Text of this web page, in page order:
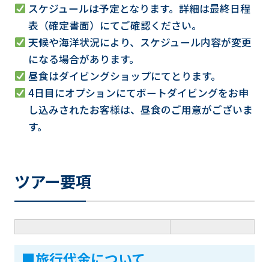
スケジュールは予定となります。詳細は最終日程
表（確定書面）にてご確認ください。
天候や海洋状況により、スケジュール内容が変更
になる場合があります。
昼食はダイビングショップにてとります。
4日目にオプションにてボートダイビングをお申
し込みされたお客様は、昼食のご用意がございま
す。
ツアー要項